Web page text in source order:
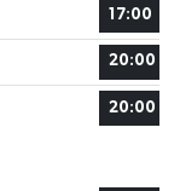
17:00
20:00
20:00